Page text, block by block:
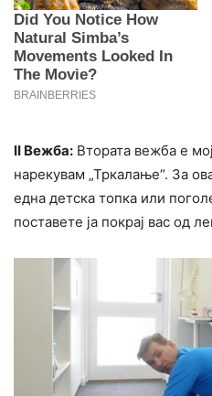
II Вежба: Втората вежба е
нарекувам „Тркалање“. За
една детска топка или
поставете ја покрај вас од